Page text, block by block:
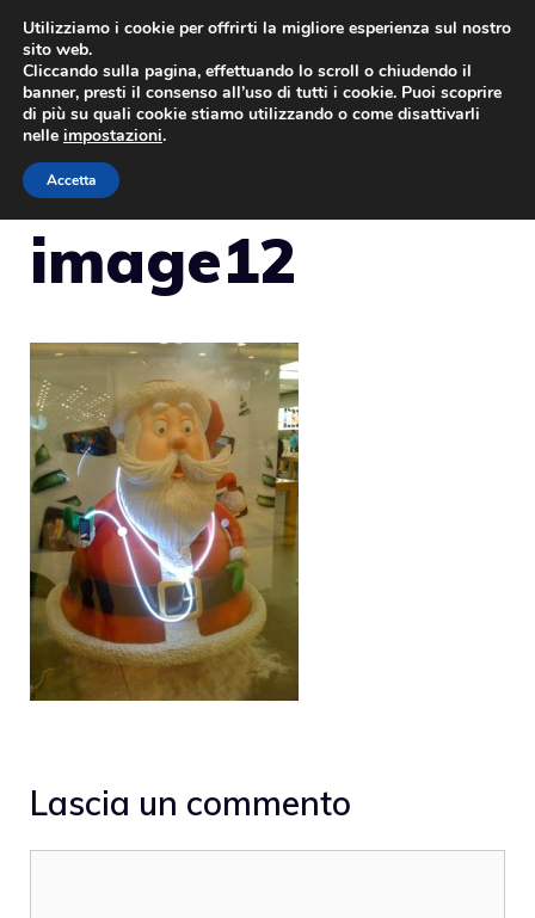
Vai
contenuto
image12
Lascia un commento
Utilizziamo i cookie per offrirti la migliore esperienza sul nostro
sito web.
Cliccando sulla pagina, effettuando lo scroll o chiudendo il
banner, presti il consenso all’uso di tutti i cookie. Puoi scoprire
di più su quali cookie stiamo utilizzando o come disattivarli
nelle impostazioni.
Accetta